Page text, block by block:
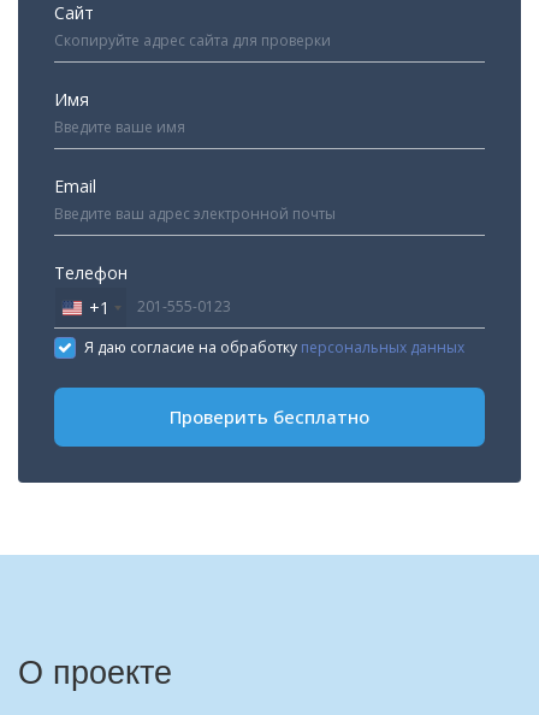
Сайт
Имя
Email
Телефон
United
States
+1
+1
Я даю согласие на обработку персональных данных
Проверить бесплатно
О проекте